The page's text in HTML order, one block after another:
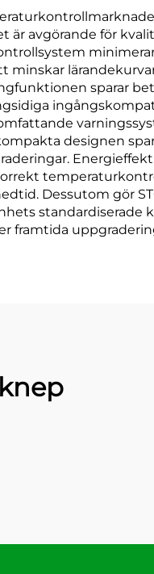
avgörande för
sparar
designen
Dessutom gör
framtida